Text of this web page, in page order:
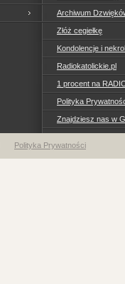
Archiwum
Złóż cegiełkę
Kondolencje i
Radiokatolickie.pl
1 procent na
Polityka
Znajdziesz nas w
Polityka Prywatności